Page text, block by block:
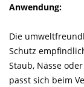
Anwendung:
Die
Schutz
Staub, Nässe
passt sich beim